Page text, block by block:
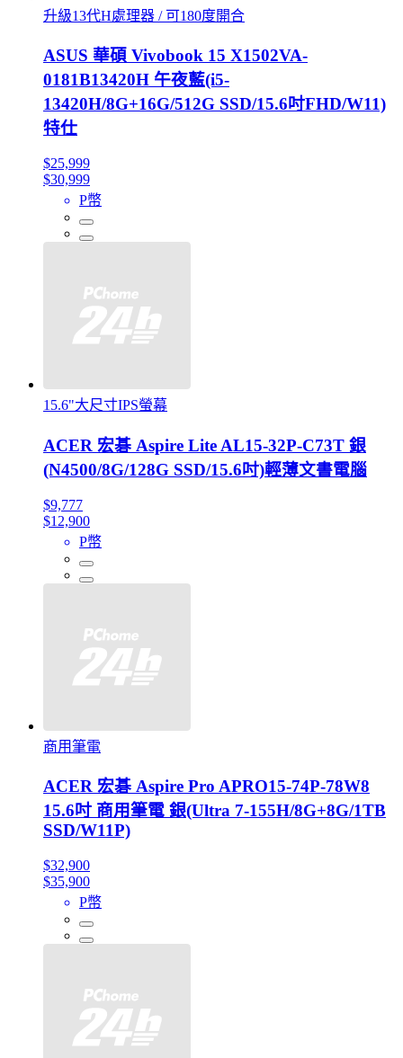
升級13代H處理器 / 可180度開合
ASUS 華碩 Vivobook 15 X1502VA-
0181B13420H 午夜藍(i5-
13420H/8G+16G/512G SSD/15.6吋FHD/W11)
特仕
$25,999
$30,999
P幣
15.6"大尺寸IPS螢幕
ACER 宏碁 Aspire Lite AL15-32P-C73T 銀
(N4500/8G/128G SSD/15.6吋)輕薄文書電腦
$9,777
$12,900
P幣
商用筆電
ACER 宏碁 Aspire Pro APRO15-74P-78W8
15.6吋 商用筆電 銀(Ultra 7-155H/8G+8G/1TB
SSD/W11P)
$32,900
$35,900
P幣